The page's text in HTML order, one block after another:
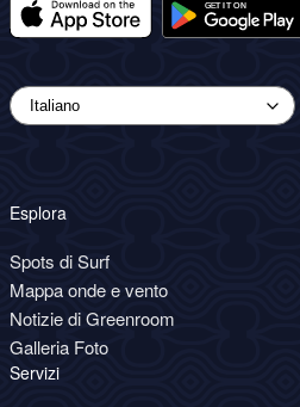
Esplora
Spots di Surf
Mappa onde e vento
Notizie di Greenroom
Galleria Foto
Servizi